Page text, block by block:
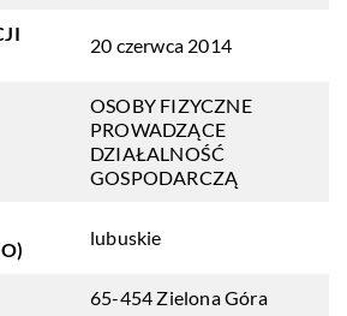
20 czerwca 2014
OSOBY FIZYCZNE
PROWADZĄCE
DZIAŁALNOŚĆ
GOSPODARCZĄ
lubuskie
65-454 Zielona Góra